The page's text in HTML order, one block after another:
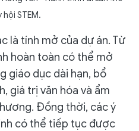
hội STEM.
là tính mở của dự án. Từ
hoàn toàn có thể mở
giáo dục dài hạn, bổ
giá trị văn hóa và ẩm
Đồng thời, các ý
có thể tiếp tục được